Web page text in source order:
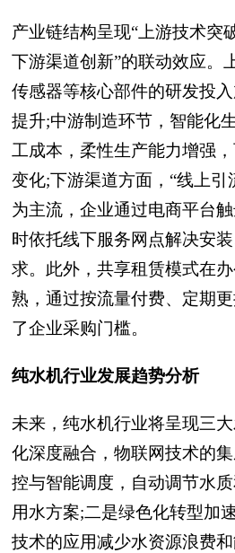
产业链结构呈现“上游技术
下游渠道创新”的联动效应。
传感器等核心部件的研发投
提升;中游制造环节，智能化
工成本，柔性生产能力增强
变化;下游渠道方面，“线上引
为主流，企业通过电商平台
时依托线下服务网点解决安
求。此外，共享租赁模式在
熟，通过按流量付费、定期
了企业采购门槛。
纯水机行业发展趋势分析
未来，纯水机行业将呈现三
化深度融合，物联网技术的
控与智能调度，自动调节水
用水方案;二是绿色化转型加
技术的应用减少水资源浪费